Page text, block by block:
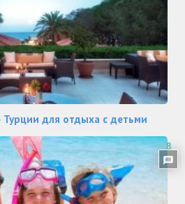
Турции для отдыха с детьми
8